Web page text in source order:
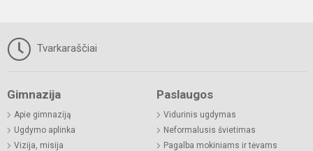
Tvarkaraščiai
Gimnazija
Apie gimnaziją
Ugdymo aplinka
Vizija, misija
Paslaugos
Vidurinis ugdymas
Neformalusis švietimas
Pagalba mokiniams ir tėvams